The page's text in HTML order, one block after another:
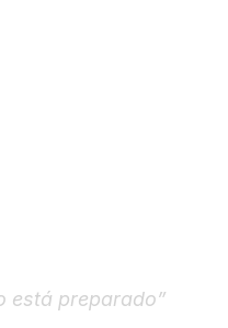
está preparado”